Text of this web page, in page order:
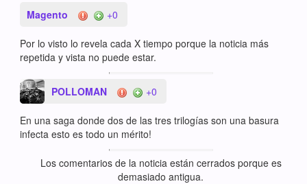
Magento +0
Por lo visto lo revela cada X tiempo porque la noticia más
repetida y vista no puede estar.
POLLOMAN +0
En una saga donde dos de las tres trilogías son una basura
infecta esto es todo un mérito!
Los comentarios de la noticia están cerrados porque es
demasiado antigua.